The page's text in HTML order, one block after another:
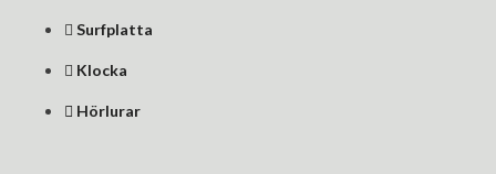
Surfplatta
Klocka
Hörlurar